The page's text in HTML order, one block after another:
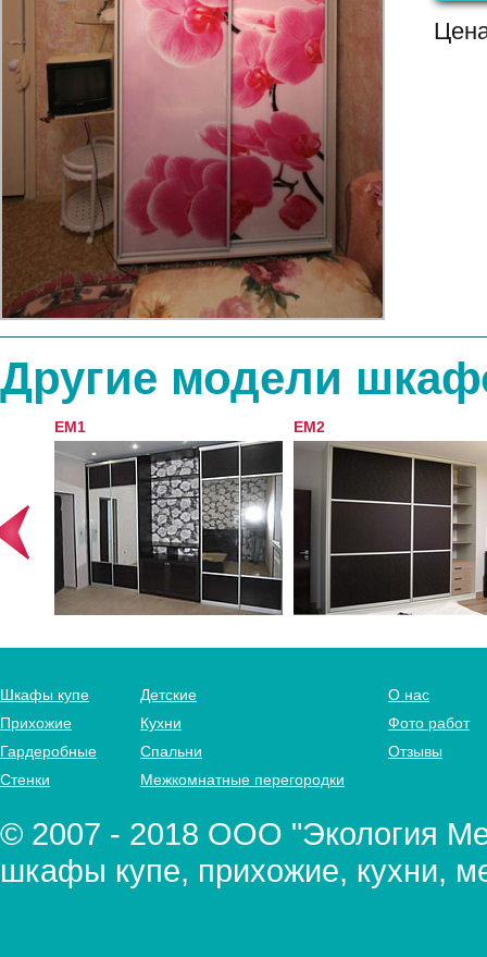
Другие модели
EM1 EM2
Шкафы купе
Прихожие
Гардеробные
Стенки
Детские
Кухни
Спальни
Межкомнатные перегородки
О нас
Фото работ
Отзывы
© 2007 - 2018 ООО "Экология
шкафы купе, прихожие, кухни,